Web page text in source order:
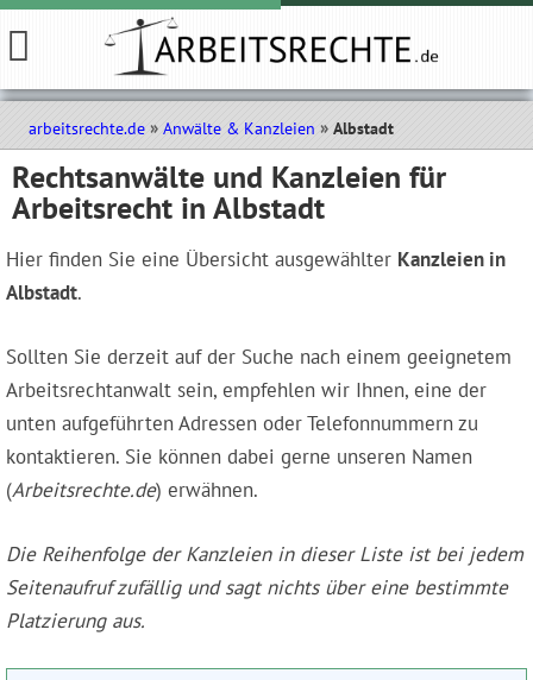
arbeitsrechte.de Anwälte & Kanzleien Albstadt
Rechtsanwälte und Kanzleien für
Arbeitsrecht in Albstadt
Hier finden Sie eine Übersicht ausgewählter Kanzleien in
Albstadt.
Sollten Sie derzeit auf der Suche nach einem geeignetem
Arbeitsrechtanwalt sein, empfehlen wir Ihnen, eine der
unten aufgeführten Adressen oder Telefonnummern zu
kontaktieren. Sie können dabei gerne unseren Namen
(Arbeitsrechte.de) erwähnen.
Die Reihenfolge der Kanzleien in dieser Liste ist bei jedem
Seitenaufruf zufällig und sagt nichts über eine bestimmte
Platzierung aus.